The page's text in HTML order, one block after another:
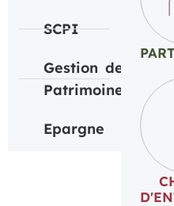
SCPI
Gestion de
Patrimoine
Epargne